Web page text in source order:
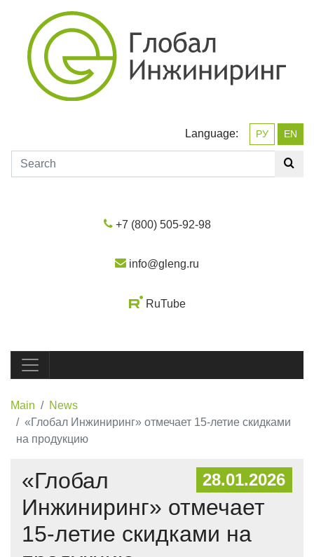
Language: РУ EN
+7 (800) 505-92-98
info@gleng.ru
RuTube
Main
News
«Глобал Инжиниринг» отмечает 15-летие скидками
на продукцию
28.01.2026
«Глобал
Инжиниринг» отмечает
15-летие скидками на